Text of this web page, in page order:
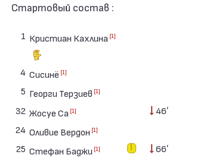
Стартовый состав :
1 Кристиан Кахлина [1]
4 Сисинё [1]
5 Георги Терзиев [1]
32 Жосуе Са [1]
46′
24 Оливие Вердон [1]
25 Стефан Баджи [1]
66′